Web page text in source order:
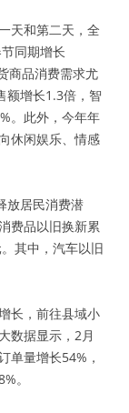
天和第二天，全
同期增长
商品消费需求尤
额增长1.3倍，智
。此外，今年年
休闲娱乐、情感
放居民消费潜
费品以旧换新累
其中，汽车以旧
长，前往县域小
数据显示，2月
单量增长54%，
。